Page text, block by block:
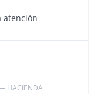
atención
HACIENDA